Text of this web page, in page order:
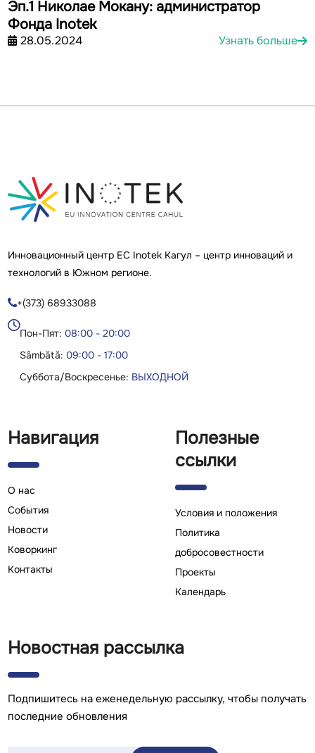
Эп.1 Николае Мокану: администратор
Фонда Inotek
28.05.2024 Узнать больше
Инновационный центр ЕС Inotek Кагул – центр инноваций и
технологий в Южном регионе.
+(373) 68933088

Пон-Пят:08:00 - 20:00
Sâmbătă:09:00 - 17:00
Суббота/Воскресенье: ВЫХОДНОЙ
Навигация
О нас
Cобытия
Новости
Коворкинг
Контакты
Полезные
ссылки
Условия и положения
Политика
добросовестности
Проекты
Календарь
Новостная рассылка
Подпишитесь на еженедельную рассылку, чтобы получать
последние обновления